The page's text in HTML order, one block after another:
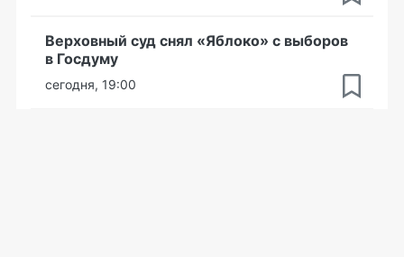
Верховный суд снял «Яблоко» с выборов
в Госдуму
сегодня, 19:00